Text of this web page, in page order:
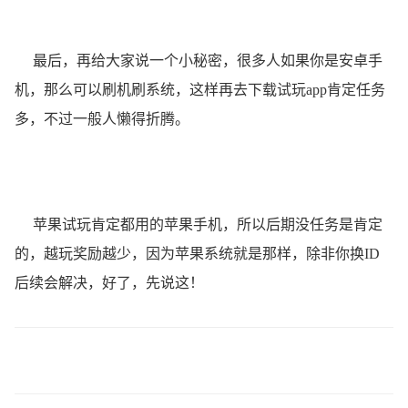
最后，再给大家说一个小秘密，很多人如果你是安卓手
机，那么可以刷机刷系统，这样再去下载试玩app肯定任务
多，不过一般人懒得折腾。
苹果试玩肯定都用的苹果手机，所以后期没任务是肯定
的，越玩奖励越少，因为苹果系统就是那样，除非你换ID
后续会解决，好了，先说这！